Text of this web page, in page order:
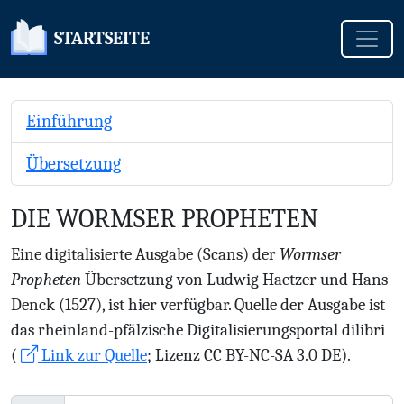
STARTSEITE
Einführung
Übersetzung
DIE WORMSER PROPHETEN
Eine digitalisierte Ausgabe (Scans) der Wormser
ProphetenÜbersetzung von Ludwig Haetzer und Hans
Denck (1527), ist hier verfügbar. Quelle der Ausgabe ist
das rheinland-pfälzische Digitalisierungsportal dilibri
(
Link zur Quelle; Lizenz CC BY-NC-SA 3.0 DE).